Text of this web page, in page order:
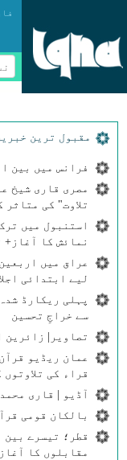
مقبول ترین
فرانس میں بین
مصری قاری شیخ
تلاوت" کی متاثر
استنبول میں
نمائش کا آغاز+
عراق میں
لیے ابتدائی
پہلی ریکارڈ
سے خراجِ تحسین
تصاویر| زائرین
عمان ریڈیو
قراء کی
آڈیو | قاری
بالکان قومی
قطر؛ تیسرے بین
مقابلوں کا آغاز